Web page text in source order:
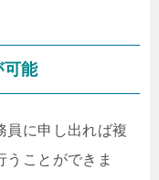
可能
員に申し出れば複
うことができま